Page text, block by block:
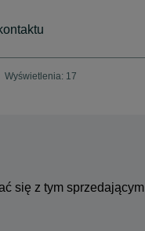
Wyświetlenia: 17
się z tym sprzedającym